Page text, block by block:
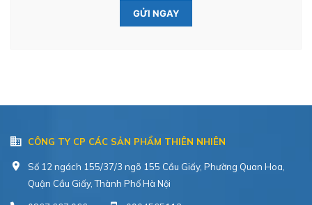
CÔNG TY CP CÁC SẢN PHẨM THIÊN NHIÊN
Số 12 ngách 155/37/3 ngõ 155 Cầu Giấy, Phường Quan Hoa,
Quận Cầu Giấy, Thành Phố Hà Nội